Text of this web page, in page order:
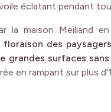
éclatant pendant
la maison Meilland
floraison des
grandes surfaces
en rampant sur plus